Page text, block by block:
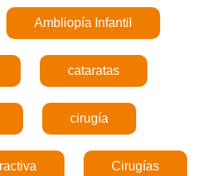
Ambliopía Infantil
cataratas
cirugía
Cirugías